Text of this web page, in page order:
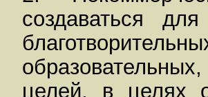
создаваться
целей, в целях